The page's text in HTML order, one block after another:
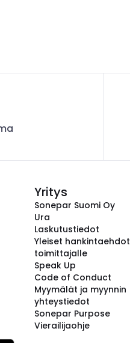
Yritys
Sonepar Suomi Oy
Ura
Laskutustiedot
Yleiset hankintaehdot
toimittajalle
Speak Up
Code of Conduct
Myymälät ja myynnin
yhteystiedot
Sonepar Purpose
Vierailijaohje